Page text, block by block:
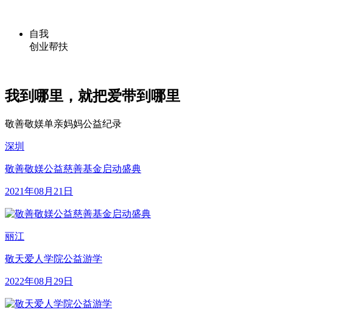
自我
创业帮扶
我到哪里，就把爱带到哪里
敬善敬媄单亲妈妈公益纪录
深圳
敬善敬媄公益慈善基金启动盛典
2021年08月21日
丽江
敬天爱人学院公益游学
2022年08月29日